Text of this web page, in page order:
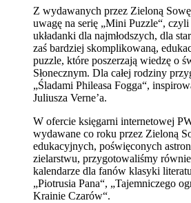
Z wydawanych przez Zieloną
uwagę na serię „Mini Puzzle“, czyli
układanki dla najmłodszych, dla
zaś bardziej skomplikowaną,
puzzle, które poszerzają wiedzę o
Słonecznym. Dla całej rodziny
„Śladami Phileasa Fogga“,
Juliusza Verne’a.
W ofercie księgarni internetowej
wydawane co roku przez Zieloną
edukacyjnych, poświęconych
zielarstwu, przygotowaliśmy
kalendarze dla fanów klasyki
„Piotrusia Pana“, „Tajemniczego
Krainie Czarów“.